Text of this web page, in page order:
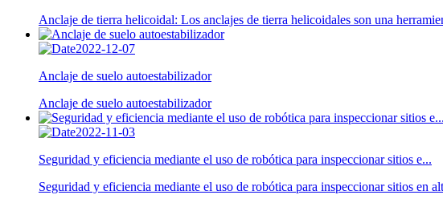
Anclaje de tierra helicoidal: Los anclajes de tierra helicoidales son una
2022-12-07
Anclaje de suelo autoestabilizador
Anclaje de suelo autoestabilizador
2022-11-03
Seguridad y eficiencia mediante el uso de robótica para inspeccionar sitios e...
Seguridad y eficiencia mediante el uso de robótica para inspeccionar sitios en